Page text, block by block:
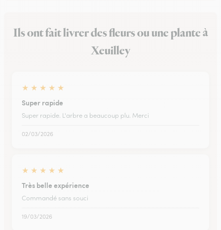
Ils ont fait livrer des fleurs ou une plante à
Xeuilley
★ ★ ★ ★ ★
Super rapide
Super rapide. L'arbre a beaucoup plu. Merci
02/03/2026
★ ★ ★ ★ ★
Très belle expérience
Commandé sans souci
19/03/2026